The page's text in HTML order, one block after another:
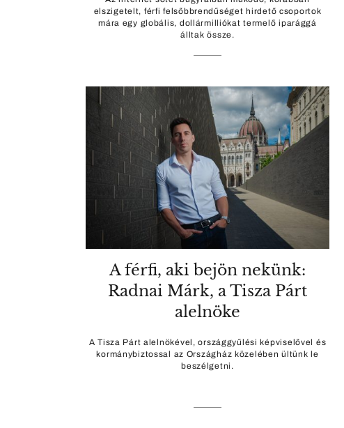
elszigetelt, férfi felsőbbrendűséget hirdető csoportok
mára egy globális, dollármilliókat termelő iparággá
álltak össze.
A férfi, aki bejön nekünk:
Radnai Márk, a Tisza Párt
alelnöke
A Tisza Párt alelnökével, országgyűlési képviselővel és
kormánybiztossal az Országház közelében ültünk le
beszélgetni.